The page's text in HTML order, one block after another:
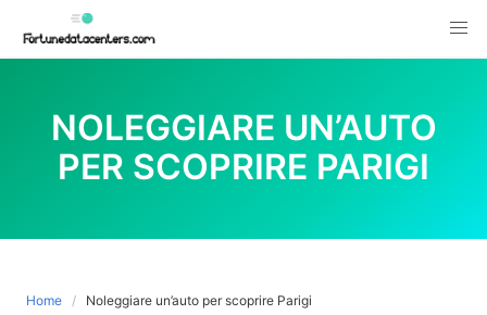
content
NOLEGGIARE UN’AUTO
PER SCOPRIRE PARIGI
Home Noleggiare un’auto per scoprire Parigi